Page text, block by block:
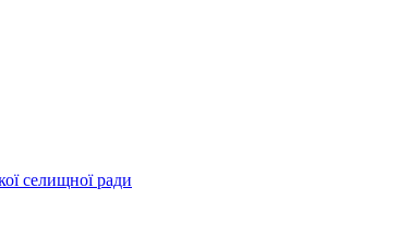
селищної ради